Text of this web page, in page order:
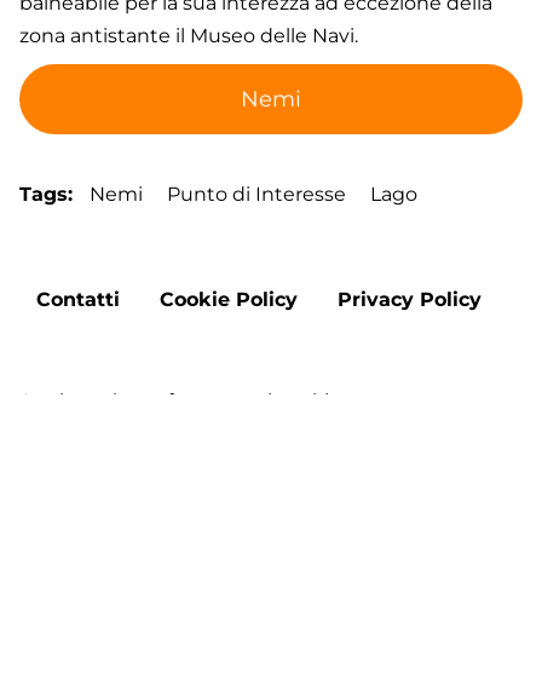
zona antistante il Museo delle Navi.
Nemi
Tags Nemi Punto di Interesse Lago
Footer
Contatti Cookie Policy Privacy Policy
Aggiorna le preferenze sui cookie